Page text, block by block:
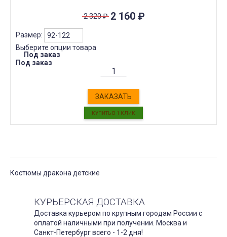
2 320₽ 2 160 ₽
Размер:
Выберите опции товара
Под заказ
Под заказ
ЗАКАЗАТЬ
Костюмы дракона детские
КУРЬЕРСКАЯ ДОСТАВКА
Доставка курьером по крупным городам России с
оплатой наличными при получении. Москва и
Санкт-Петербург всего - 1-2 дня!